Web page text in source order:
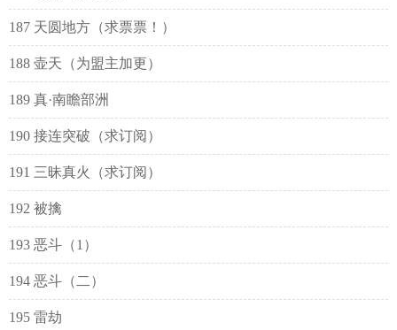
187 天圆地方（求票票！）
188 壶天（为盟主加更）
189 真·南瞻部洲
190 接连突破（求订阅）
191 三昧真火（求订阅）
192 被擒
193 恶斗（1）
194 恶斗（二）
195 雷劫